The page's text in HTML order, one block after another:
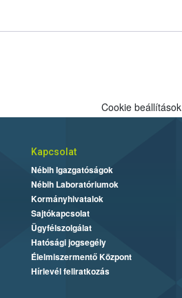
Cookie beállítások
Kapcsolat
Nébih Igazgatóságok
Nébih Laboratóriumok
Kormányhivatalok
Sajtókapcsolat
Ügyfélszolgálat
Hatósági jogsegély
Élelmiszermentő Központ
Hírlevél feliratkozás